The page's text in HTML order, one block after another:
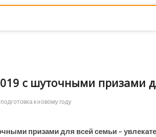
с шуточными призами
подготовка к новому году
призами для всей семьи –